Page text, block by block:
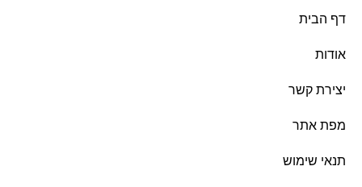
דף הבית
אודות
יצירת קשר
מפת אתר
תנאי שימוש